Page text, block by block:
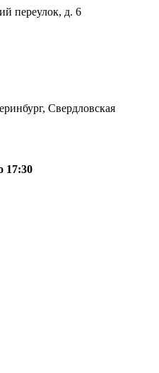
переулок, д. 6
Свердловская
17:30